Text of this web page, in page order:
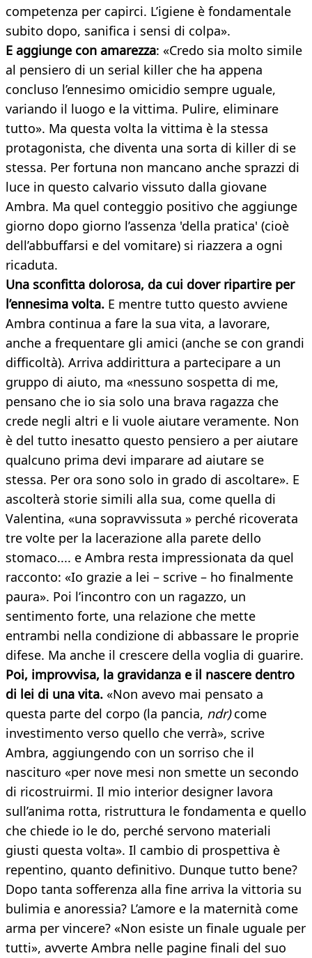
competenza per capirci. L’igiene è fondamentale
subito dopo, sanifica i sensi di colpa».
E aggiunge con amarezza: «Credo sia molto simile
al pensiero di un serial killer che ha appena
concluso l’ennesimo omicidio sempre uguale,
variando il luogo e la vittima. Pulire, eliminare
tutto». Ma questa volta la vittima è la stessa
protagonista, che diventa una sorta di killer di se
stessa. Per fortuna non mancano anche sprazzi di
luce in questo calvario vissuto dalla giovane
Ambra. Ma quel conteggio positivo che aggiunge
giorno dopo giorno l’assenza 'della pratica' (cioè
dell’abbuffarsi e del vomitare) si riazzera a ogni
ricaduta.
Una sconfitta dolorosa, da cui dover ripartire per
l’ennesima volta. E mentre tutto questo avviene
Ambra continua a fare la sua vita, a lavorare,
anche a frequentare gli amici (anche se con grandi
difficoltà). Arriva addirittura a partecipare a un
gruppo di aiuto, ma «nessuno sospetta di me,
pensano che io sia solo una brava ragazza che
crede negli altri e li vuole aiutare veramente. Non
è del tutto inesatto questo pensiero a per aiutare
qualcuno prima devi imparare ad aiutare se
stessa. Per ora sono solo in grado di ascoltare». E
ascolterà storie simili alla sua, come quella di
Valentina, «una sopravvissuta » perché ricoverata
tre volte per la lacerazione alla parete dello
stomaco.... e Ambra resta impressionata da quel
racconto: «Io grazie a lei – scrive – ho finalmente
paura». Poi l’incontro con un ragazzo, un
sentimento forte, una relazione che mette
entrambi nella condizione di abbassare le proprie
difese. Ma anche il crescere della voglia di guarire.
Poi, improvvisa, la gravidanza e il nascere dentro
di lei di una vita. «Non avevo mai pensato a
questa parte del corpo (la pancia, ndr)come
investimento verso quello che verrà», scrive
Ambra, aggiungendo con un sorriso che il
nascituro «per nove mesi non smette un secondo
di ricostruirmi. Il mio interior designer lavora
sull’anima rotta, ristruttura le fondamenta e quello
che chiede io le do, perché servono materiali
giusti questa volta». Il cambio di prospettiva è
repentino, quanto definitivo. Dunque tutto bene?
Dopo tanta sofferenza alla fine arriva la vittoria su
bulimia e anoressia? L’amore e la maternità come
arma per vincere? «Non esiste un finale uguale per
tutti», avverte Ambra nelle pagine finali del suo